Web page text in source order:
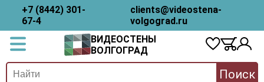
+7 (8442) 301-
67-4
clients@videostena-
volgograd.ru
ВИДЕОСТЕНЫ
ВОЛГОГРАД
Поиск